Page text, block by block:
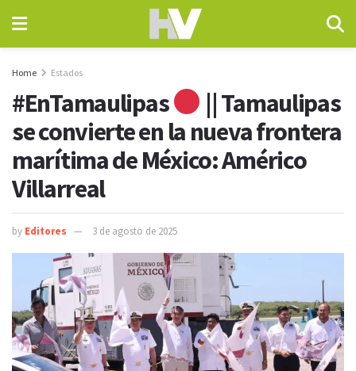
Home Estados
#EnTamaulipas
|| Tamaulipas
se convierte en la nueva frontera
marítima de México: Américo
Villarreal
by Editores 3 de agosto de 2025